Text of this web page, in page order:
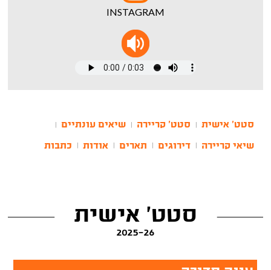
INSTAGRAM
סטט' אישית סטט' קריירה שיאים עונתיים
שיאי קריירה דירוגים תארים אודות כתבות
סטט' אישית
2025-26